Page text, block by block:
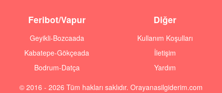
Feribot/Vapur
Geyikli-Bozcaada
Kabatepe-Gökçeada
Bodrum-Datça
Diğer
Kullanım Koşulları
İletişim
Yardım
© 2016 - 2026 Tüm hakları saklıdır. Orayanasilgiderim.com